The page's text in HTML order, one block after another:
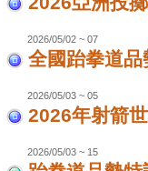
2026/05/02 ~ 07
全國跆拳道
2026/05/03 ~ 05
2026年射箭
2026/05/03 ~ 15